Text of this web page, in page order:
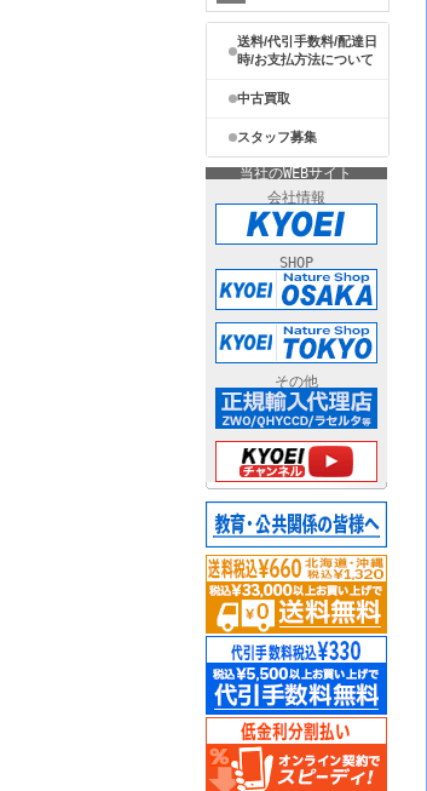
送料/代引手数料/配達日
時/お支払方法について
中古買取
スタッフ募集
当社のWEBサイト
会社情報
SHOP
その他